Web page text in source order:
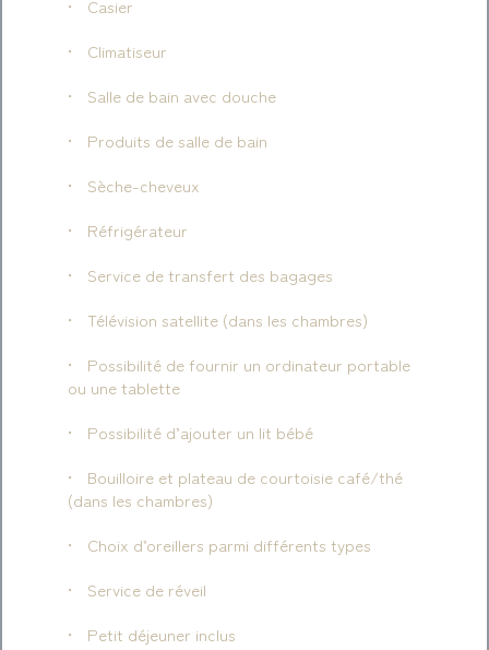
Casier
Climatiseur
Salle de bain avec douche
Produits de salle de bain
Sèche-cheveux
Réfrigérateur
Service de transfert des bagages
Télévision satellite (dans les chambres)
Possibilité de fournir un ordinateur portable
ou une tablette
Possibilité d’ajouter un lit bébé
Bouilloire et plateau de courtoisie café/thé
(dans les chambres)
Choix d’oreillers parmi différents types
Service de réveil
Petit déjeuner inclus